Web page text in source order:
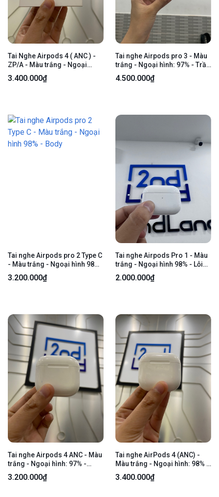
Tai Nghe Airpods 4 ( ANC ) -
ZP/A - Màu trắng - Ngoại
hình: 98% - FulllBox
3.400.000₫
Tai nghe Airpods pro 3 - Màu
trắng - Ngoại hình: 97% - Trầy
- Body
4.500.000₫
Tai nghe Airpods pro 2 Type C
- Màu trắng - Ngoại hình 98%
- Body
3.200.000₫
Tai nghe Airpods Pro 1 - Màu
trắng - Ngoại hình 98% - Lỗi
xuyên âm chống ồn, chai 1 tai
phải, chân sạc oxi hóa, ố tai ố,
2.000.000₫
Tai nghe Airpods 4 ANC - Màu
trắng - Ngoại hình: 97% -
Xước nhiều, mất tìm - Kèm
Box
3.200.000₫
Tai nghe AirPods 4 (ANC) -
Màu trắng - Ngoại hình: 98% -
Body
3.400.000₫